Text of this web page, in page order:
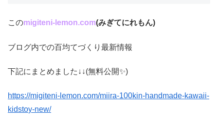
このmigiteni-lemon.com(みぎてにれもん)
ブログ内での百均てづくり最新情報
下記にまとめました↓↓(無料公開✨)
https://migiteni-lemon.com/miira-100kin-handmade-kawaii-
kidstoy-new/